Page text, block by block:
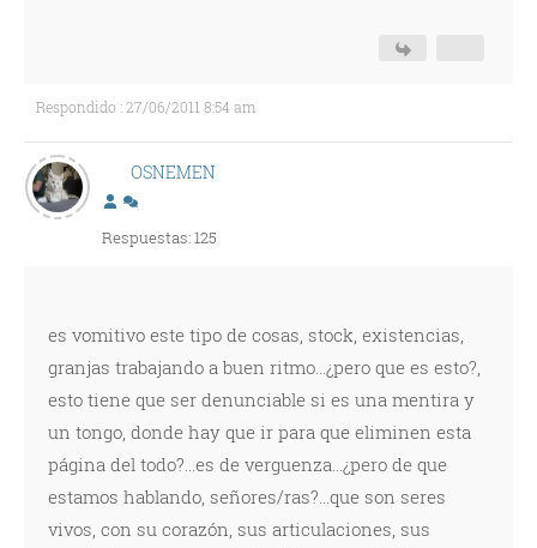
Respondido : 27/06/2011 8:54 am
OSNEMEN
Respuestas: 125
es vomitivo este tipo de cosas, stock, existencias,
granjas trabajando a buen ritmo...¿pero que es esto?,
esto tiene que ser denunciable si es una mentira y
un tongo, donde hay que ir para que eliminen esta
página del todo?...es de verguenza...¿pero de que
estamos hablando, señores/ras?...que son seres
vivos, con su corazón, sus articulaciones, sus